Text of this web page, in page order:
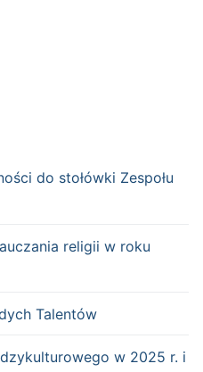
do stołówki Zespołu
religii w roku
Talentów
w 2025 r. i